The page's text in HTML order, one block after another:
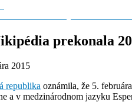
prekonala
2015
republika oznámila, že 5.
a v medzinárodnom jazyku